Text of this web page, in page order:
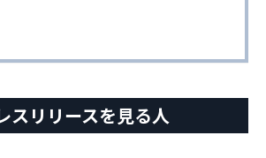
スリリースを見る人